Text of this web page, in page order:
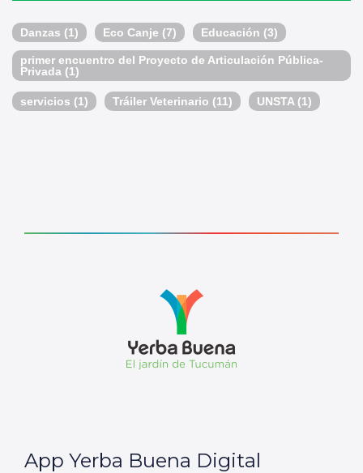
Danzas (1) Eco Canje (7) Educación (3)
primer encuentro del Proyecto de Articulación Pública-
Privada (1)
servicios (1) Tráiler Veterinario (11) UNSTA (1)
App Yerba Buena Digital